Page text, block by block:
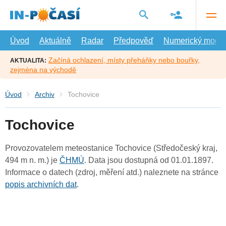
hlavní
Úvod
Aktuálně Radar Předpověď Numerický model
AKTUALITA: Začíná ochlazení, místy přeháňky nebo bouřky,
zejména na východě
Úvod Archiv Tochovice
Tochovice
Provozovatelem meteostanice Tochovice (Středočeský kraj,
494 m n. m.) je ČHMÚ. Data jsou dostupná od 01.01.1897.
Informace o datech (zdroj, měření atd.) naleznete na stránce
popis archivních dat.